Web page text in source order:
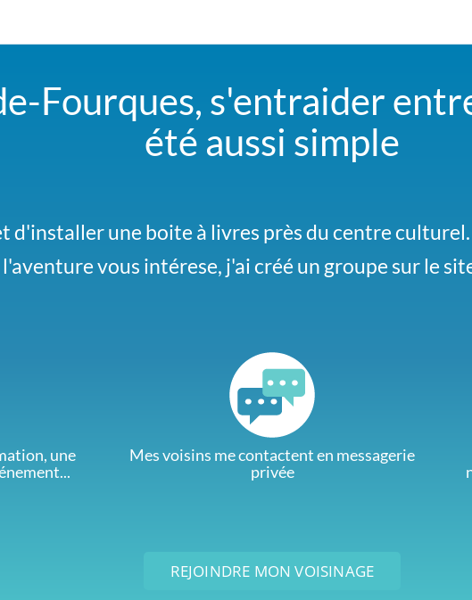
Fourques, s'entraider
été aussi simple
d'installer une boite à livres près du centre
l'aventure vous intérese, j'ai créé un groupe sur le
peux facilement réceptionner vos colis pendant la
pour qu'on s'organise.
une
Mes voisins me contactent en messagerie
privée
REJOINDRE MON VOISINAGE